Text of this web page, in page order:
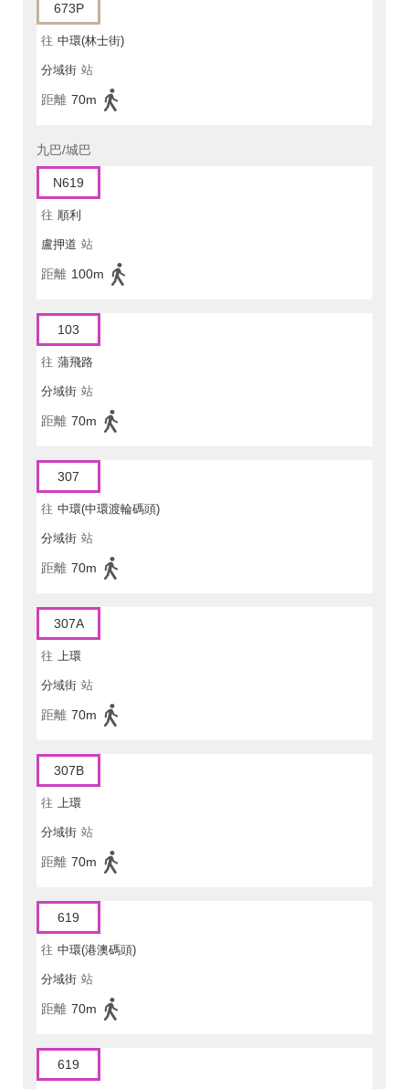
673P
往 中環(林士街)
分域街 站
距離 70m
九巴/城巴
N619
往 順利
盧押道 站
距離 100m
103
往 蒲飛路
分域街 站
距離 70m
307
往 中環(中環渡輪碼頭)
分域街 站
距離 70m
307A
往 上環
分域街 站
距離 70m
307B
往 上環
分域街 站
距離 70m
619
往 中環(港澳碼頭)
分域街 站
距離 70m
619